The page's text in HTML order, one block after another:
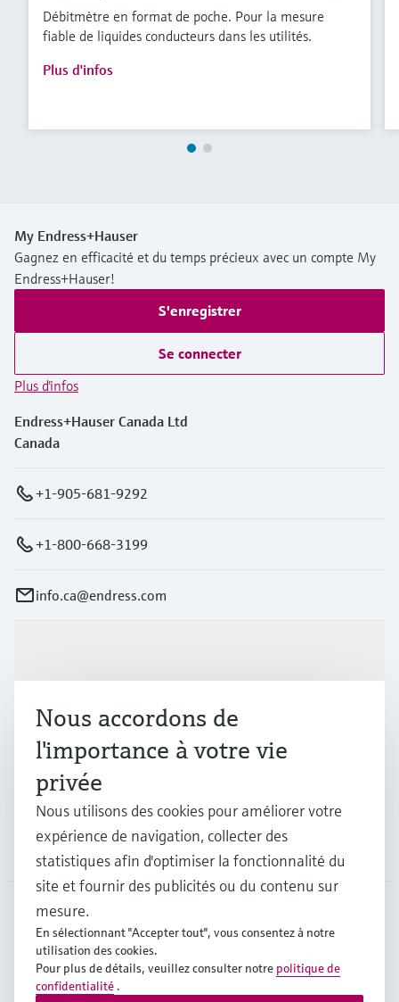
Débitmètre en format de poche. Pour la mesure
fiable de liquides conducteurs dans les utilités.
Plus d'infos
My Endress+Hauser
Gagnez en efficacité et du temps précieux avec un compte My
Endress+Hauser!
S'enregistrer
Se connecter
Plus d'infos
Endress+Hauser Canada Ltd
Canada
+1-905-681-9292
+1-800-668-3199
info.ca@endress.com
Industries
Support
Société
CAN•Français
Nous accordons de
l'importance à votre vie
privée
Nous utilisons des cookies pour améliorer votre
expérience de navigation, collecter des
statistiques afin d'optimiser la fonctionnalité du
site et fournir des publicités ou du contenu sur
mesure.
En sélectionnant "Accepter tout", vous consentez à notre
utilisation des cookies.
Pour plus de détails, veuillez consulter notre politique de
confidentialité .